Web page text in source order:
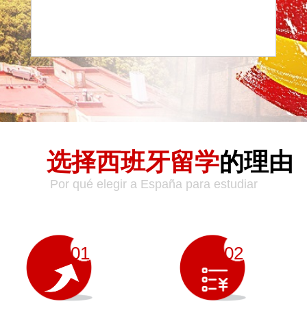
01
选择西班牙留学的理由
Por qué elegir a España para estudiar
02